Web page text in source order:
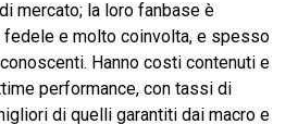
mercato; la loro fanbase è
fedele e molto coinvolta, e spesso
Hanno costi contenuti e
performance, con tassi di
di quelli garantiti dai macro e